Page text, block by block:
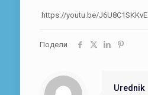
https://youtu.be/J6U8C1SKKvE
Подели
Urednik